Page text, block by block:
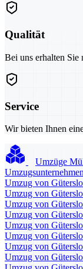
Qualität
Bei uns erhalten Sie
Service
Wir bieten Ihnen
Umzüge
Umzug von
Umzug von
Umzug von
Umzug von
Umzug von
Umzug von
Umzug von
Umzug von